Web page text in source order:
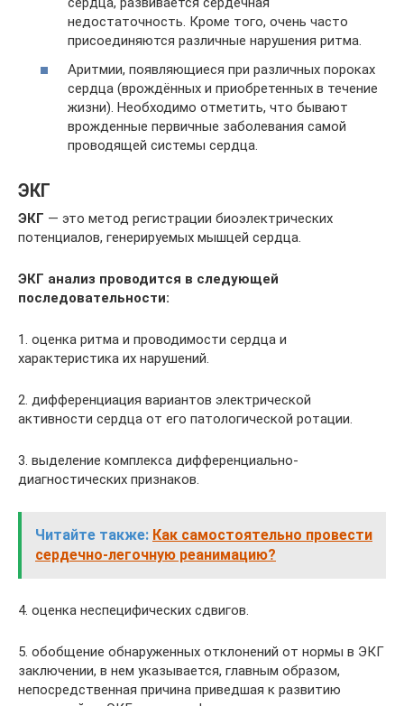
недостаточность. Кроме того, очень часто
присоединяются различные нарушения ритма.
Аритмии, появляющиеся при различных пороках
сердца (врождённых и приобретенных в течение
жизни). Необходимо отметить, что бывают
врожденные первичные заболевания самой
проводящей системы сердца.
ЭКГ
ЭКГ — это метод регистрации биоэлектрических
потенциалов, генерируемых мышцей сердца.
ЭКГ анализ проводится в следующей
последовательности:
1. оценка ритма и проводимости сердца и
характеристика их нарушений.
2. дифференциация вариантов электрической
активности сердца от его патологической ротации.
3. выделение комплекса дифференциально-
диагностических признаков.
Читайте также: Как самостоятельно провести
сердечно-легочную реанимацию?
4. оценка неспецифических сдвигов.
5. обобщение обнаруженных отклонений от нормы в ЭКГ
заключении, в нем указывается, главным образом,
непосредственная причина приведшая к развитию